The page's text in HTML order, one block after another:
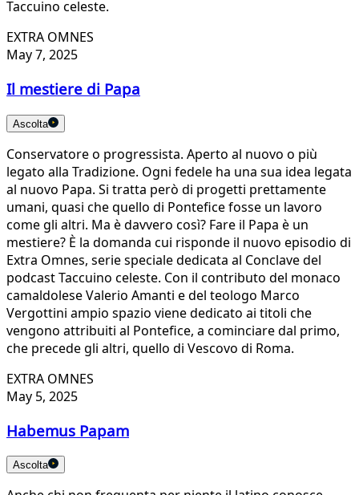
Taccuino celeste.
EXTRA OMNES
May 7, 2025
Il mestiere di Papa
Ascolta
Conservatore o progressista. Aperto al nuovo o più
legato alla Tradizione. Ogni fedele ha una sua idea legata
al nuovo Papa. Si tratta però di progetti prettamente
umani, quasi che quello di Pontefice fosse un lavoro
come gli altri. Ma è davvero così? Fare il Papa è un
mestiere? È la domanda cui risponde il nuovo episodio di
Extra Omnes, serie speciale dedicata al Conclave del
podcast Taccuino celeste. Con il contributo del monaco
camaldolese Valerio Amanti e del teologo Marco
Vergottini ampio spazio viene dedicato ai titoli che
vengono attribuiti al Pontefice, a cominciare dal primo,
che precede gli altri, quello di Vescovo di Roma.
EXTRA OMNES
May 5, 2025
Habemus Papam
Ascolta